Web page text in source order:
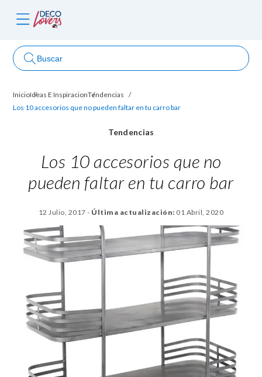
Buscar
InicioIdeas E InspiracionTendencias
Los 10 accesorios que no pueden faltar en tu carro bar
Tendencias
Los 10 accesorios que no
pueden faltar en tu carro bar
12 Julio, 2017 - Última actualización: 01 Abril, 2020